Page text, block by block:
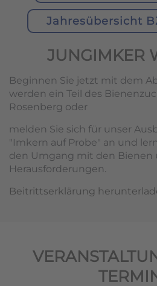
Jahresübersicht
JUNGIMKER
Beginnen Sie jetzt mit dem
werden ein Teil des
Rosenberg oder
melden Sie sich für unser
"Imkern auf Probe" an und
den Umgang mit den Bienen
Herausforderungen.
Beitrittserklärung